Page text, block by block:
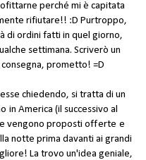
perché mi è capitata
rifiutare!! :D Purtroppo,
di ordini fatti in quel giorno,
settimana. Scriverò un
prometto! =D
chiedendo, si tratta di un
in America (il successivo al
vengono propostiofferte e
notte prima davanti ai grandi
La trovo un'idea geniale,